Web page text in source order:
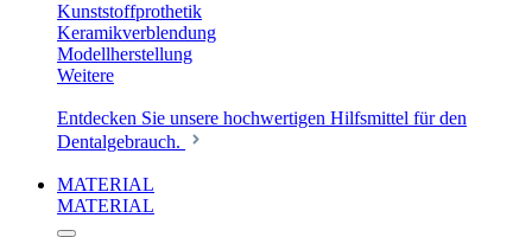
Kunststoffprothetik
Keramikverblendung
Modellherstellung
Weitere
Entdecken Sie unsere hochwertigen Hilfsmittel für den
Dentalgebrauch.
MATERIAL
MATERIAL